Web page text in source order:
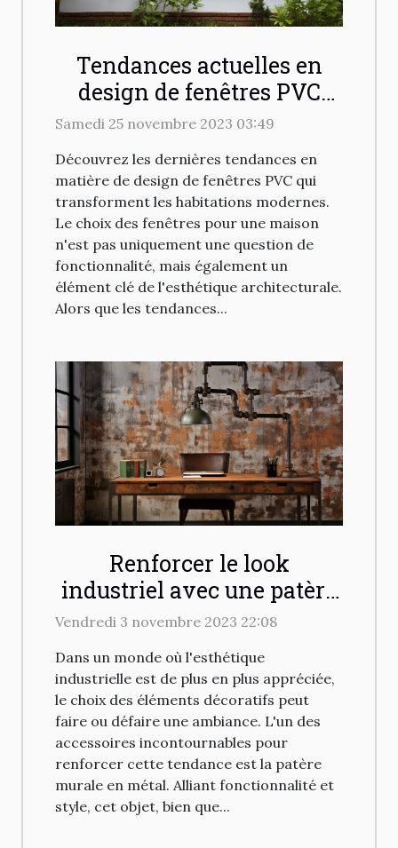
Tendances actuelles en
design de fenêtres PVC
pour les maisons
Samedi 25 novembre 2023 03:49
Découvrez les dernières tendances en
matière de design de fenêtres PVC qui
transforment les habitations modernes.
Le choix des fenêtres pour une maison
n'est pas uniquement une question de
fonctionnalité, mais également un
élément clé de l'esthétique architecturale.
Alors que les tendances...
Renforcer le look
industriel avec une patère
murale en métal
Vendredi 3 novembre 2023 22:08
Dans un monde où l'esthétique
industrielle est de plus en plus appréciée,
le choix des éléments décoratifs peut
faire ou défaire une ambiance. L'un des
accessoires incontournables pour
renforcer cette tendance est la patère
murale en métal. Alliant fonctionnalité et
style, cet objet, bien que...